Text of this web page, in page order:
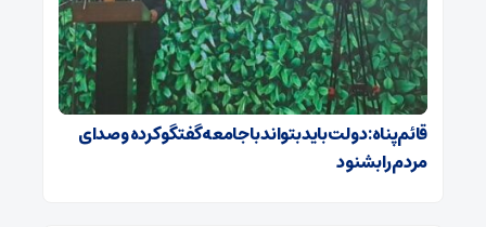
قائم‌پناه: دولت باید بتواند با جامعه گفتگو کرده و صدای
مردم را بشنود